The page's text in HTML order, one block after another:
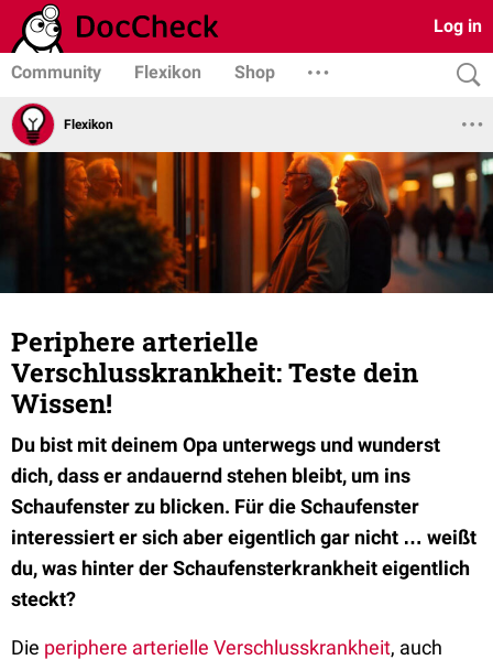
Log in
Community Flexikon Shop
Flexikon
Periphere arterielle
Verschlusskrankheit: Teste dein
Wissen!
Du bist mit deinem Opa unterwegs und wunderst
dich, dass er andauernd stehen bleibt, um ins
Schaufenster zu blicken. Für die Schaufenster
interessiert er sich aber eigentlich gar nicht … weißt
du, was hinter der Schaufensterkrankheit eigentlich
steckt?
Die periphere arterielle Verschlusskrankheit, auch